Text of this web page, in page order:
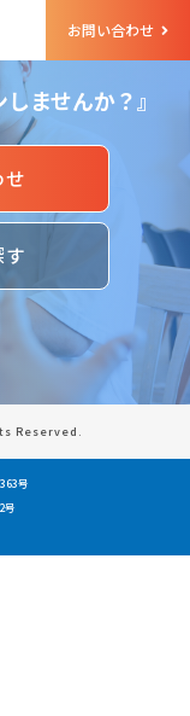
お問い合わせ
ませんか？』
Reserved.
号
号